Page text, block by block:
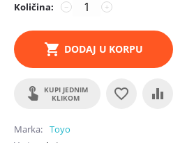
Količina: +
−
DODAJ U KORPU
KUPI JEDNIM
KLIKOM
Marka
Toyo